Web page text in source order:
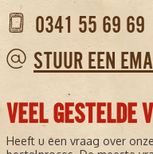
0341 55 69 69
STUUR EEN
VEEL GESTELDE
Heeft u een vraag over